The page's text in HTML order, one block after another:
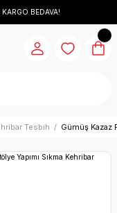
BEDAVA!
Tesbih Gümüş Kazaz